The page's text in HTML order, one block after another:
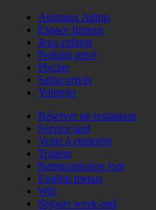
Animaux Admis
Espace fumeur
Jeux enfants
Parking privé
Piscine
Salon privés
Voiturier
Réserver un restaurant
Service tard
Vente à emporter
Traiteur
Retransmission foot
English menus
Wifi
Séjours week-end